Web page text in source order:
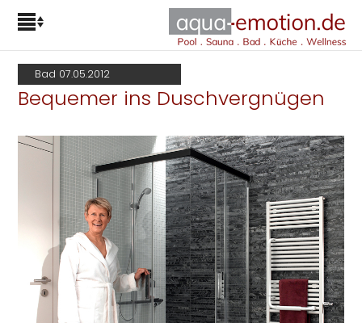
Bad 07.05.2012
Bequemer ins Duschvergnügen